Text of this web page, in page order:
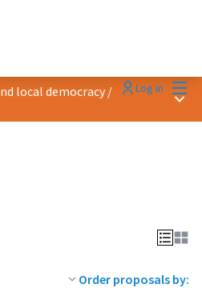
Log in
local democracy /
Main
Order proposals by: